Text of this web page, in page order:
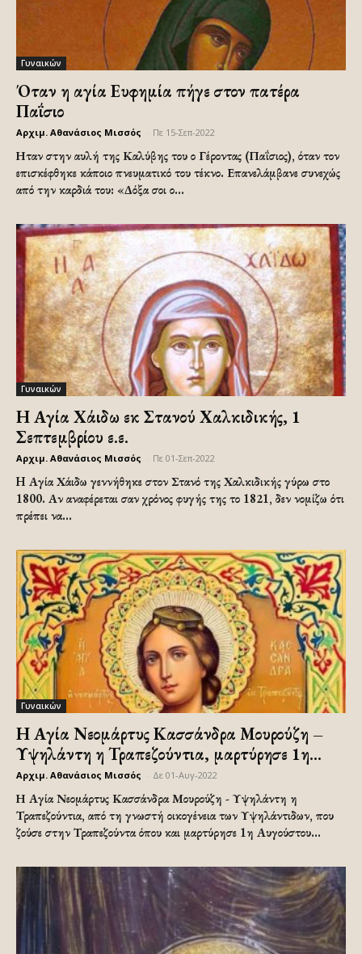
Γυναικών
Όταν η αγία Ευφημία πήγε στον πατέρα
Παΐσιο
Αρχιμ. Αθανάσιος Μισσός Πε 15-Σεπ-2022
Ηταν στην αυλή της Καλύβης του ο Γέροντας (Παΐσιος), όταν τον
επισκέφθηκε κάποιο πνευματικό του τέκνο. Επανελάμβανε συνεχώς
από την καρδιά του: «Δόξα σοι ο...
Γυναικών
Η Αγία Χάιδω εκ Στανού Χαλκιδικής, 1
Σεπτεμβρίου ε.ε.
Αρχιμ. Αθανάσιος Μισσός Πε 01-Σεπ-2022
H Αγία Χάιδω γεννήθηκε στον Στανό της Χαλκιδικής γύρω στο
1800. Αν αναφέρεται σαν χρόνος φυγής της το 1821, δεν νομίζω ότι
πρέπει να...
Γυναικών
Η Αγία Νεομάρτυς Κασσάνδρα Μουρούζη –
Υψηλάντη η Τραπεζούντια, μαρτύρησε 1η...
Αρχιμ. Αθανάσιος Μισσός Δε 01-Αυγ-2022
Η Αγία Νεομάρτυς Κασσάνδρα Μουρούζη - Υψηλάντη η
Τραπεζούντια, από τη γνωστή οικογένεια των Υψηλάντιδων, που
ζούσε στην Τραπεζούντα όπου και μαρτύρησε 1η Αυγούστου...